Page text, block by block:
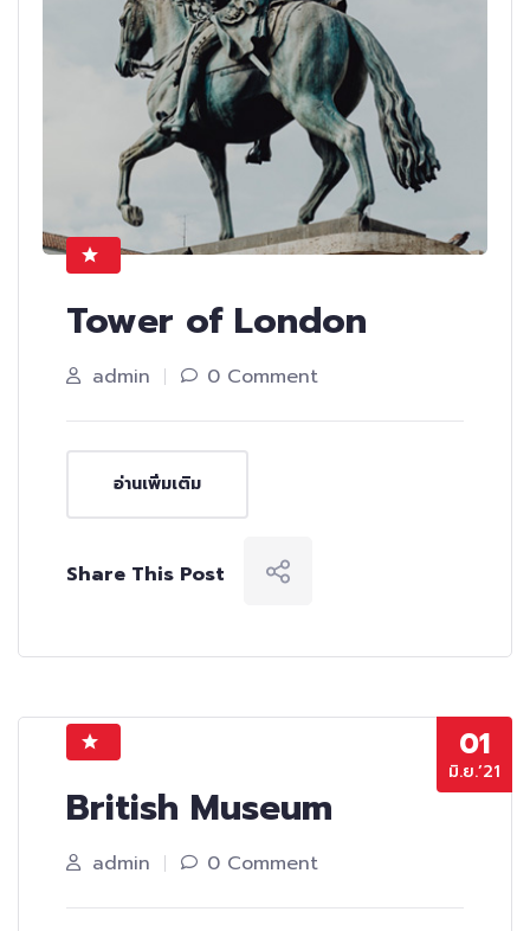
Tower of London
admin 0 Comment
อ่านเพิ่มเติม
Share This Post
01
มิ.ย.’21
British Museum
admin 0 Comment